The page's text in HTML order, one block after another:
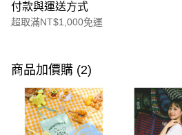
付款與運送方式
超取滿NT$1,000免運
信用卡一次付款
購物金
超商取貨付款
商品加價購 (2)